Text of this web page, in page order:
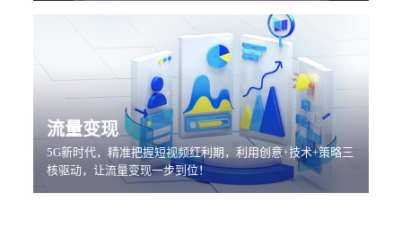
流量变现
5G新时代，精准把握短视频红利期，利用创意+技术+策略三
核驱动，让流量变现一步到位！